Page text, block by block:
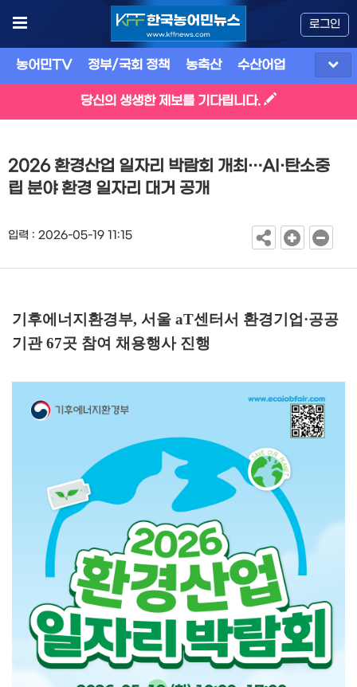
로그인
농어민TV 정부/국회 정책 농축산 수산어업
당신의 생생한 제보를 기다립니다.
2026 환경산업 일자리 박람회 개최…AI·탄소중
립 분야 환경 일자리 대거 공개
입력 : 2026-05-19 11:15
기후에너지환경부, 서울 aT센터서 환경기업 ·공공
기관67곳 참여 채용행사 진행